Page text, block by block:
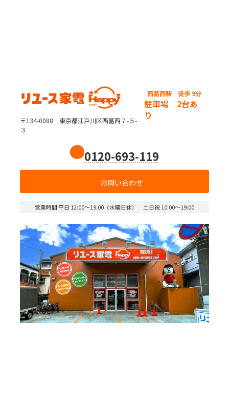
〒134-0088 東京都江戸川区西葛西７-５-
３
西葛西駅 徒歩 9分
駐車場 2台あ
り
0120-693-119
お問い合わせ
営業時間 平日 12:00～19:00（水曜日休） 土日祝 10:00～19:00